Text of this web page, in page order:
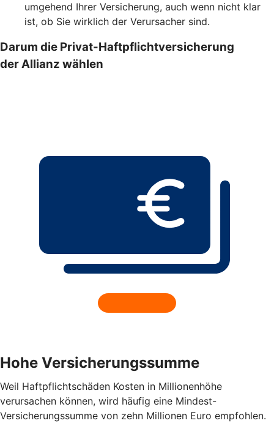
umgehend Ihrer Versicherung, auch wenn nicht klar
ist, ob Sie wirklich der Verursacher sind.
Darum die Privat-Haftpflichtversicherung
der Allianz wählen
Hohe Versicherungssumme
Weil Haftpflichtschäden Kosten in Millionenhöhe
verursachen können, wird häufig eine Mindest-
Versicherungssumme von zehn Millionen Euro empfohlen.